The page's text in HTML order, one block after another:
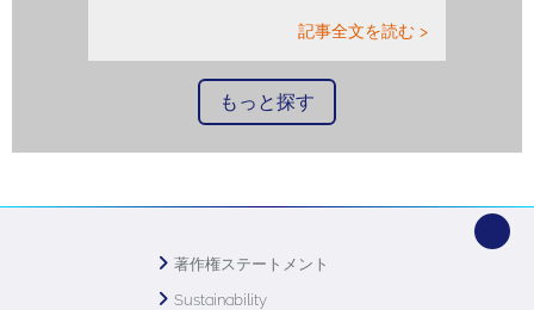
記事全文を読む >
もっと探す
著作権ステートメント
Sustainability